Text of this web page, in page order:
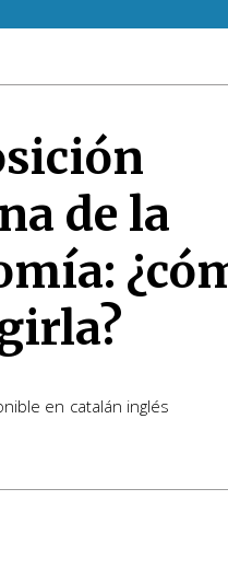
de la
en catalán inglés